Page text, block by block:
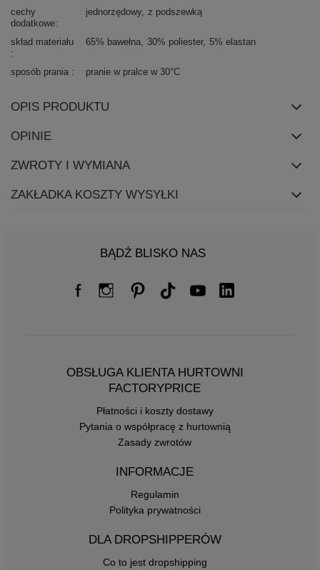
cechy
dodatkowe
jednorzędowy z podszewką
skład materiału 65% bawełna 30% poliester 5% elastan
sposób prania pranie w pralce w 30°C
OPIS PRODUKTU
OPINIE
ZWROTY I WYMIANA
ZAKŁADKA KOSZTY WYSYŁKI
BĄDŹ BLISKO NAS
OBSŁUGA KLIENTA HURTOWNI
FACTORYPRICE
Płatności i koszty dostawy
Pytania o współpracę z hurtownią
Zasady zwrotów
INFORMACJE
Regulamin
Polityka prywatności
DLA DROPSHIPPERÓW
Co to jest dropshipping